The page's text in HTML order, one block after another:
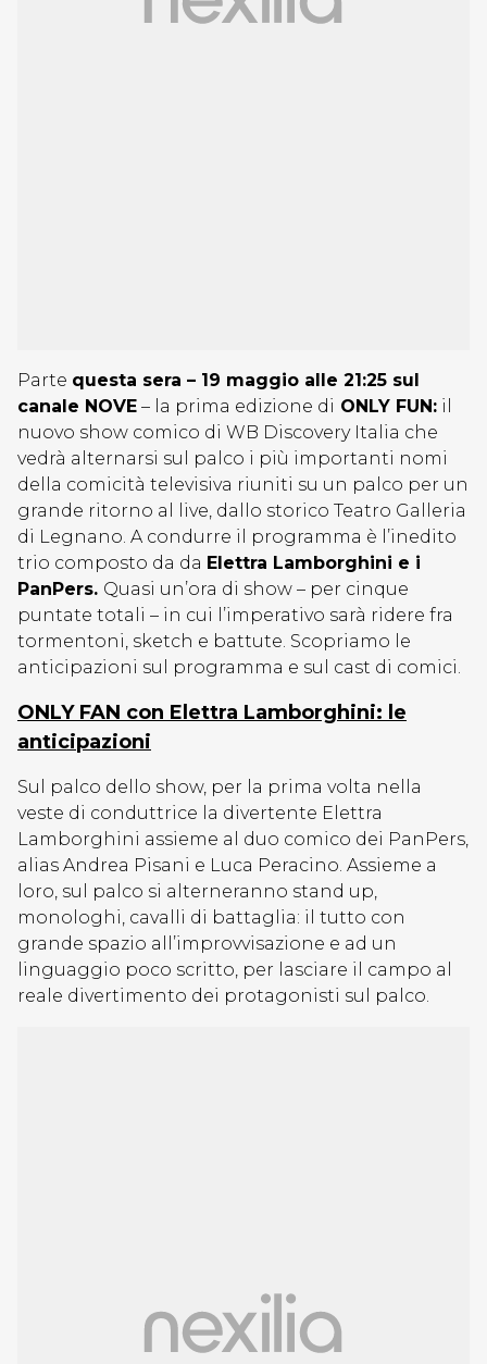
Parte questa sera – 19 maggio alle 21:25 sul
canale NOVE – la prima edizione di ONLY FUN: il
nuovo show comico di WB Discovery Italia che
vedrà alternarsi sul palco i più importanti nomi
della comicità televisiva riuniti su un palco per un
grande ritorno al live, dallo storico Teatro Galleria
di Legnano. A condurre il programma è l’inedito
trio composto da da Elettra Lamborghini e i
PanPers. Quasi un’ora di show – per cinque
puntate totali – in cui l’imperativo sarà ridere fra
tormentoni, sketch e battute. Scopriamo le
anticipazioni sul programma e sul cast di comici.
ONLY FAN con Elettra Lamborghini: le
anticipazioni
Sul palco dello show, per la prima volta nella
veste di conduttrice la divertente Elettra
Lamborghini assieme al duo comico dei PanPers,
alias Andrea Pisani e Luca Peracino. Assieme a
loro, sul palco si alterneranno stand up,
monologhi, cavalli di battaglia: il tutto con
grande spazio all’improvvisazione e ad un
linguaggio poco scritto, per lasciare il campo al
reale divertimento dei protagonisti sul palco.